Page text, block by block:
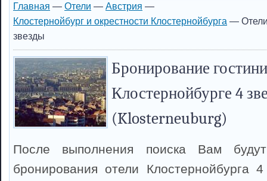
Главная — Отели — Австрия —
Клостернойбург и окрестности Клостернойбурга — Отели
звезды
Бронирование
Клостернойбурге 4
(Klosterneuburg)
После выполнения поиска Вам
бронирования отели Клостернойбурга